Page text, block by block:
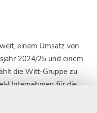
einem Umsatz von
2024/25 und einem
die Witt-Gruppe zu
Unternehmen für die
darunter die 1907